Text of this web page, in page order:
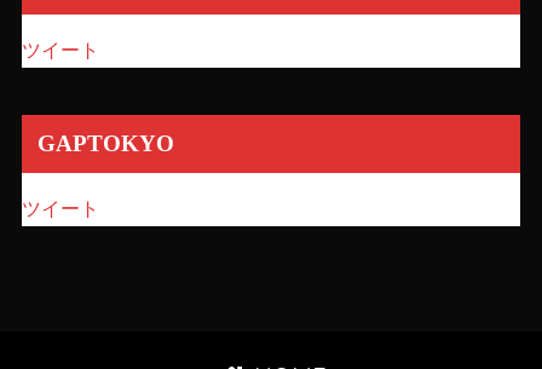
ツイート
GAPTOKYO
ツイート